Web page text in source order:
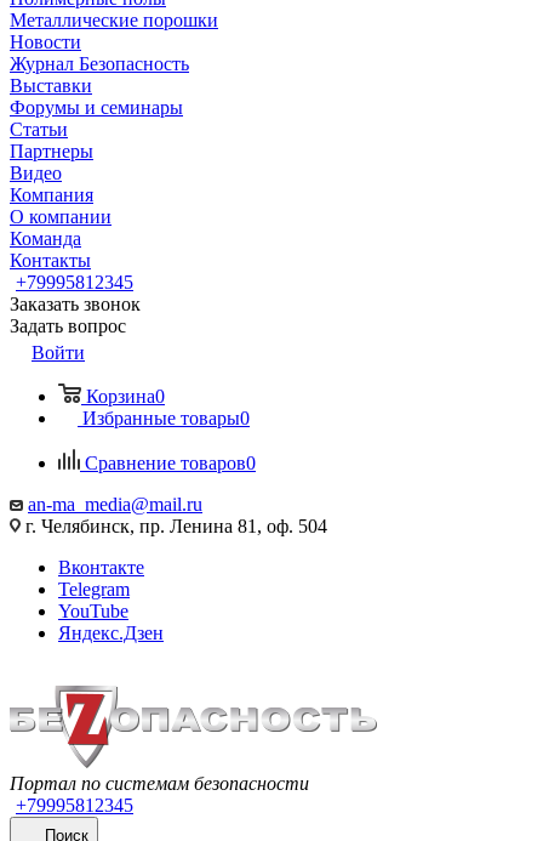
Металлические порошки
Новости
Журнал Безопасность
Выставки
Форумы и семинары
Статьи
Партнеры
Видео
Компания
О компании
Команда
Контакты
+79995812345
Заказать звонок
Задать вопрос
Войти
Корзина0
Избранные товары0
Сравнение товаров0
an-ma_media@mail.ru
г. Челябинск, пр. Ленина 81, оф. 504
Вконтакте
Telegram
YouTube
Яндекс.Дзен
Портал по системам безопасности
+79995812345
Поиск